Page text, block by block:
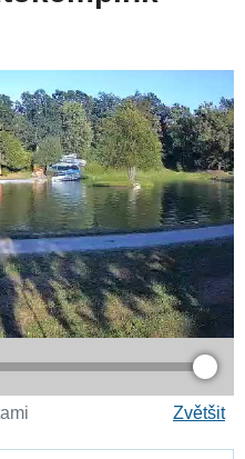
Zvětšit